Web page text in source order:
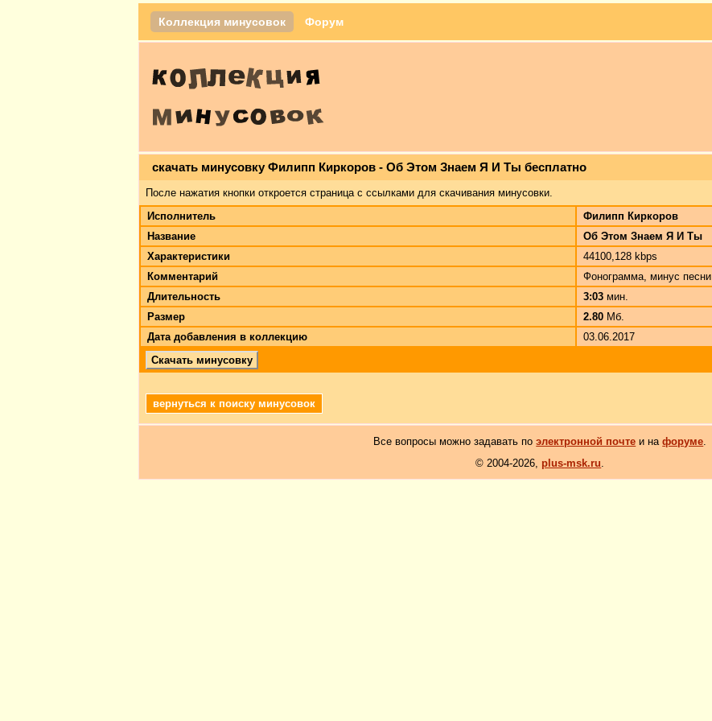
Коллекция минусовок Форум
скачать минусовку Филипп Киркоров - Об Этом Знаем Я И Ты бесплатно
После нажатия кнопки откроется страница с ссылками для скачивания минусовки.
Исполнитель
Филипп Киркоров
Название
Об Этом Знаем Я И Ты
Характеристики
44100,128 kbps
Комментарий
Фонограмма, минус песни
Длительность
3:03 мин.
Размер
2.80 Мб.
Дата добавления в коллекцию
03.06.2017
Скачать минусовку
вернуться к поиску минусовок
Все вопросы можно задавать поэлектронной почте и нафоруме.
© 2004-2026, plus-msk.ru.